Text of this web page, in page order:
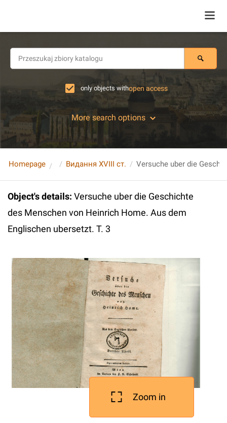
only objects withopen access
More search options
Homepage Видання XVIII ст.
Object's details: Versuche uber die Geschichte
des Menschen von Heinrich Home. Aus dem
Englischen ubersetzt. T. 3
Zoom in